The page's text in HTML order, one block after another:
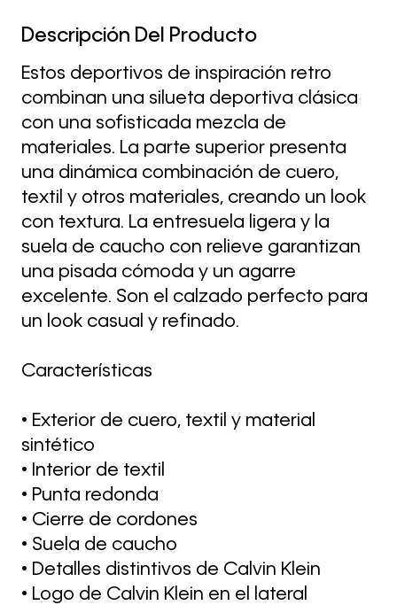
Descripción Del Producto
Estos deportivos de inspiración retro
combinan una silueta deportiva clásica
con una sofisticada mezcla de
materiales. La parte superior presenta
una dinámica combinación de cuero,
textil y otros materiales, creando un look
con textura. La entresuela ligera y la
suela de caucho con relieve garantizan
una pisada cómoda y un agarre
excelente. Son el calzado perfecto para
un look casual y refinado.
Características
• Exterior de cuero, textil y material
sintético
• Interior de textil
• Punta redonda
• Cierre de cordones
• Suela de caucho
• Detalles distintivos de Calvin Klein
• Logo de Calvin Klein en el lateral